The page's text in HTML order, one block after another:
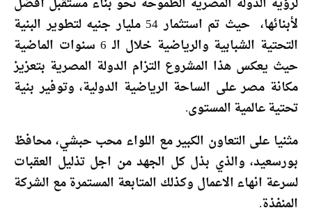
لأبنائها، حيث تم استثمار 54 مليار جنيه لتطوير البنية
التحتية الشبابية والرياضية خلال الـ 6 سنوات الماضية
حيث يعكس هذا المشروع التزام الدولة المصرية بتعزيز
مكانة مصر على الساحة الرياضية الدولية، وتوفير بنية
تحتية عالمية المستوى.
مثنيا على التعاون الكبير مع اللواء محب حبشي، محافظ
بورسعيد، والذي بذل كل الجهد من اجل تذليل العقبات
لسرعة انهاء الاعمال وكذلك المتابعة المستمرة مع الشركة
المنفذة.